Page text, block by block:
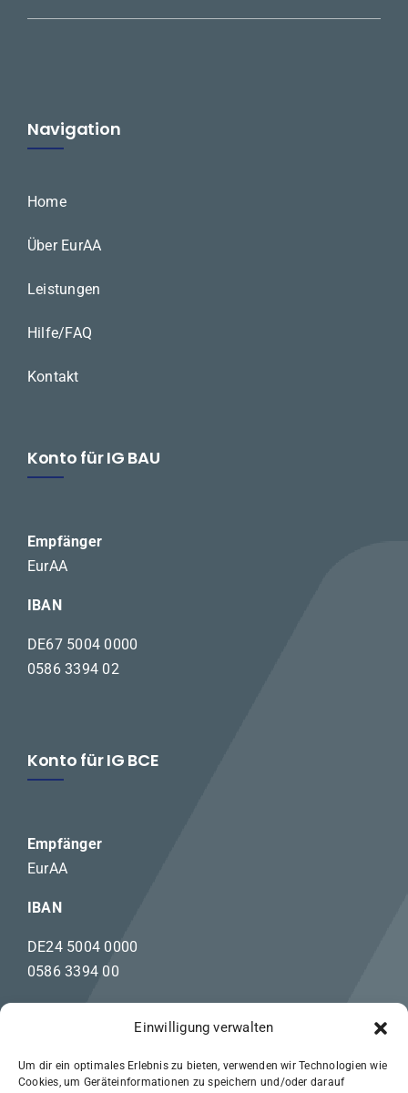
Einwilligung verwalten
Um dir ein optimales Erlebnis zu bieten, verwenden wir Technologien wie
Cookies, um Geräteinformationen zu speichern und/oder darauf
Navigation
Home
Über EurAA
Leistungen
Hilfe/FAQ
Kontakt
Konto für IG BAU
Empfänger
EurAA
IBAN
DE67 5004 0000
0586 3394 02
Konto für IG BCE
Empfänger
EurAA
IBAN
DE24 5004 0000
0586 3394 00
Rechtliches